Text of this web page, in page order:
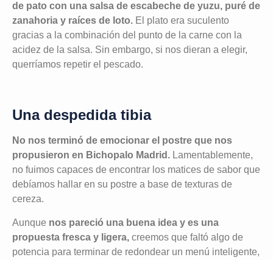
de pato con una salsa de escabeche de yuzu, puré de
zanahoria y raíces de loto. El plato era suculento
gracias a la combinación del punto de la carne con la
acidez de la salsa. Sin embargo, si nos dieran a elegir,
querríamos repetir el pescado.
Una despedida tibia
No nos terminó de emocionar el postre que nos
propusieron en Bichopalo Madrid. Lamentablemente,
no fuimos capaces de encontrar los matices de sabor que
debíamos hallar en su postre a base de texturas de
cereza.
Aunque nos pareció una buena idea y es una
propuesta fresca y ligera, creemos que faltó algo de
potencia para terminar de redondear un menú inteligente,